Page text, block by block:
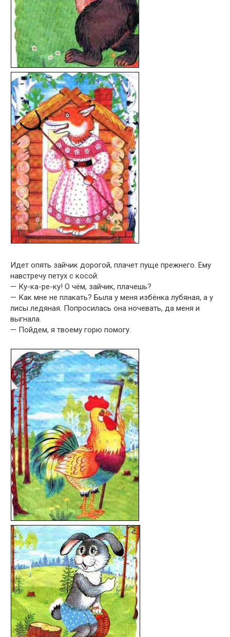
Идет опять зайчик дорогой, плачет пуще прежнего. Ему
навстречу петух с косой:
— Ку-ка-ре-ку! О чём, зайчик, плачешь?
— Как мне не плакать? Была у меня избёнка лубяная, а у
лисы ледяная. Попросилась она ночевать, да меня и
выгнала.
— Пойдем, я твоему горю помогу.